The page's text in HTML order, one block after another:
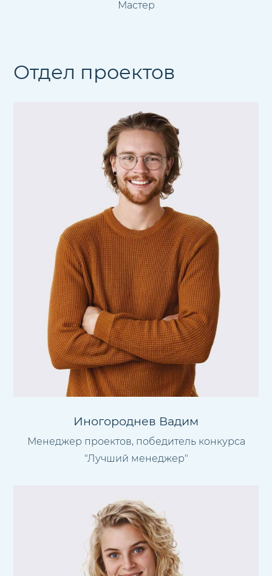
Мастер
Отдел проектов
Иногороднев Вадим
Менеджер проектов, победитель конкурса
"Лучший менеджер"